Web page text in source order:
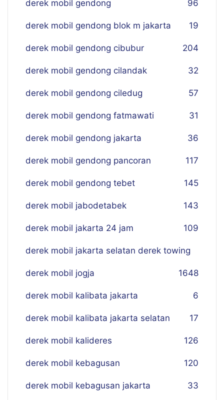
derek mobil gendong 96
derek mobil gendong blok m jakarta 19
derek mobil gendong cibubur 204
derek mobil gendong cilandak 32
derek mobil gendong ciledug 57
derek mobil gendong fatmawati 31
derek mobil gendong jakarta 36
derek mobil gendong pancoran 117
derek mobil gendong tebet 145
derek mobil jabodetabek 143
derek mobil jakarta 24 jam 109
derek mobil jakarta selatan derek towing
48
derek mobil jogja 16
derek mobil kalibata jakarta 6
derek mobil kalibata jakarta selatan 17
derek mobil kalideres 126
derek mobil kebagusan 120
derek mobil kebagusan jakarta 33